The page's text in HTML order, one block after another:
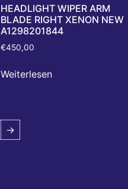
HEADLIGHT WIPER ARM
BLADE RIGHT XENON NEW
A1298201844
€450,00
Weiterlesen
→